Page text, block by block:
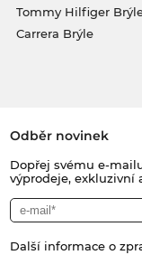
Tommy Hilfiger
Carrera Brýle
Odběr novinek
Dopřej svému e-
výprodeje, exkluzivní
Další informace o